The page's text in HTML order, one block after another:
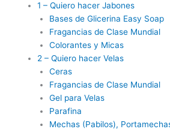
1 – Quiero hacer Jabones
Bases de Glicerina Easy Soap
Fragancias de Clase Mundial
Colorantes y Micas
2 – Quiero hacer Velas
Ceras
Fragancias de Clase Mundial
Gel para Velas
Parafina
Mechas (Pabilos),